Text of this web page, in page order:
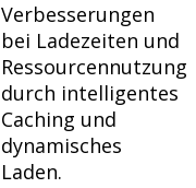
Verbesserungen
bei Ladezeiten und
Ressourcennutzung
durch intelligentes
Caching und
dynamisches
Laden.